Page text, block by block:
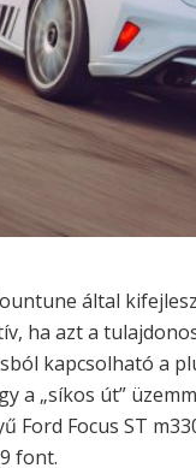
által
ha azt a
kapcsolható a
a „síkos út”
Ford Focus ST
font.